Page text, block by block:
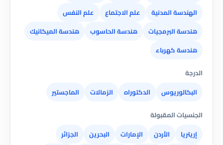
الهندسة المدنية
علم الاجتماع
علم النفس
هندسة البرمجيات
هندسة الحاسوب
هندسة الميكانيك
هندسة كهرباء
الدرجة
البكالوريوس
الدكتوراه الزمالات
الماجستير
الجنسيات المقبولة
إريتريا
الأردن الإمارات البحرين
الجزائر